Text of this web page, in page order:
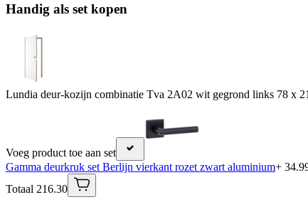
Handig als set kopen
Lundia deur-kozijn combinatie Tva 2A02 wit gegrond links 78 x
Voeg product toe aan set
Gamma deurkruk set Berlijn vierkant rozet zwart aluminium+
Totaal 216.30